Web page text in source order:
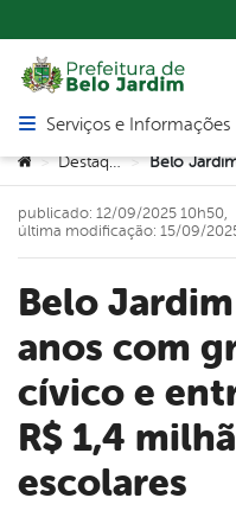
Abrir menu principal de
Serviços e Informações
Você está aqui:
> Destaque >
Belo Jardim comemora 97
anos com
cívico e
R$ 1,4
escolares
publicado: 12/09/2025 10h50,
última modificação: 15/09/